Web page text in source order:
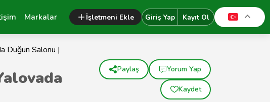
Markalar İşletmeni Ekle Giriş Yap Kayıt Ol
Düğün Salonu |
Paylaş Yorum Yap
Kaydet